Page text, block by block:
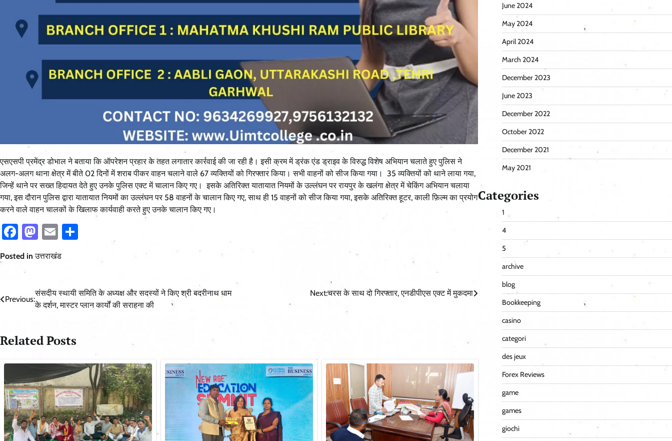
एसएसपी प्रमेंद्र डोभाल ने बताया कि ऑपरेशन प्रहार के तहत लगातार कार्रवाई की जा रही है। इसी क्रम में ड्रंक एंड ड्राइव के विरुद्ध विशेष अभियान चलाते हुए पुलिस ने
अलग-अलग थाना क्षेत्र में बीते 02 दिनों में शराब पीकर वाहन चलाने वाले 67 व्यक्तियों को गिरफ्तार किया। सभी वाहनों को सीज किया गया। 35 व्यक्तियों को थाने लाया गया,
जिन्हें थाने पर सख्त हिदायत देते हुए उनके पुलिस एक्ट में चालान किए गए। इसके अतिरिक्त यातायात नियमों के उल्लंघन पर रायपुर के खलंगा क्षेत्र में चेकिंग अभियान चलाया
गया, इस दौरान पुलिस द्वारा यातायात नियमों का उल्लंघन पर 58 वाहनों के चालान किए गए, साथ ही 15 वाहनों को सीज किया गया, इसके अतिरिक्त हूटर, काली फ़िल्म का प्रयोग
करने वाले वाहन चालकों के खिलाफ कार्यवाही करते हुए उनके चालान किए गए।
Facebook
Mastodon
Email
Posted inउत्तराखंड
Post
navigation
Previous:
संसदीय स्थायी समिति के अध्यक्ष और सदस्यों ने किए श्री बदरीनाथ धाम
के दर्शन, मास्टर प्लान कार्यों की सराहना की
Next:चरस के साथ दो गिरफ्तार, एनडीपीएस एक्ट में मुकदमा
Related Posts
June 2024
May 2024
April 2024
March 2024
December 2023
June 2023
December 2022
October 2022
December 2021
May 2021
Categories
1
4
5
archive
blog
Bookkeeping
casino
categori
des jeux
Forex Reviews
game
games
giochi